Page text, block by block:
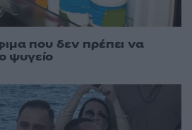
που δεν πρέπει να
ψυγείο